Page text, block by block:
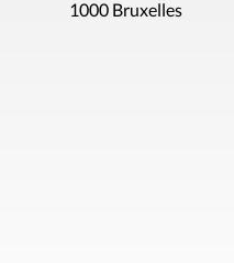
1000 Bruxelles